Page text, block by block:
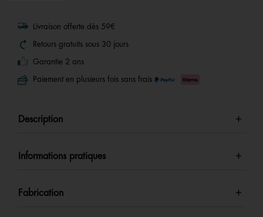
Livraison offerte dès 59€
Retours gratuits sous 30 jours
Garantie 2 ans
Paiement en plusieurs fois sans frais
Description
Informations pratiques
Fabrication